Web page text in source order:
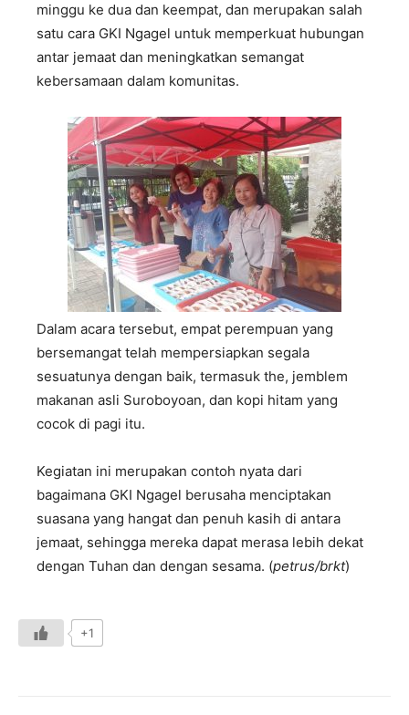
minggu ke dua dan keempat, dan merupakan salah
satu cara GKI Ngagel untuk memperkuat hubungan
antar jemaat dan meningkatkan semangat
kebersamaan dalam komunitas.
Dalam acara tersebut, empat perempuan yang
bersemangat telah mempersiapkan segala
sesuatunya dengan baik, termasuk the, jemblem
makanan asli Suroboyoan, dan kopi hitam yang
cocok di pagi itu.
Kegiatan ini merupakan contoh nyata dari
bagaimana GKI Ngagel berusaha menciptakan
suasana yang hangat dan penuh kasih di antara
jemaat, sehingga mereka dapat merasa lebih dekat
dengan Tuhan dan dengan sesama. (petrus/brkt)
+1